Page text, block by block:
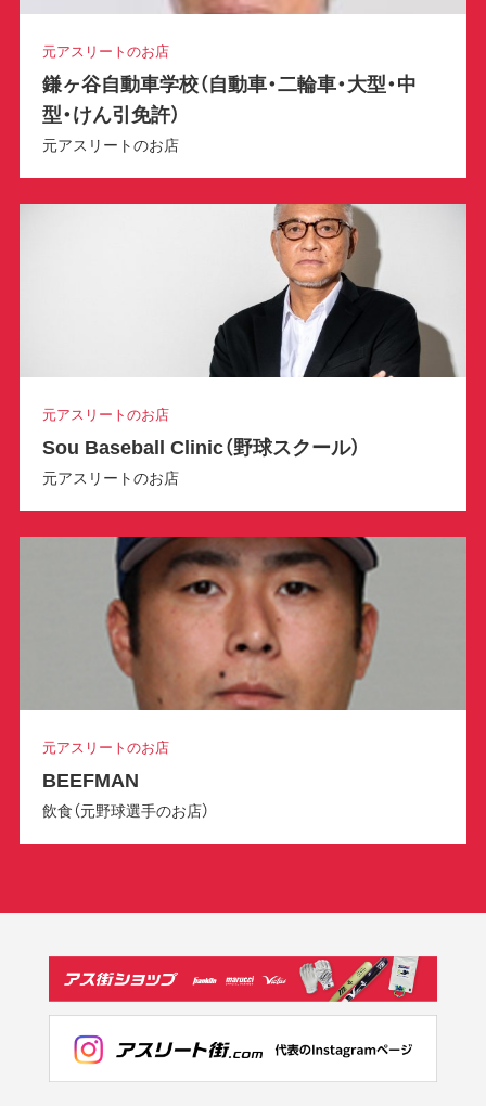
元アスリートのお店
鎌ヶ谷自動車学校（自動車・二輪車・大型・中
型・けん引免許）
元アスリートのお店
元アスリートのお店
Sou Baseball Clinic（野球スクール）
元アスリートのお店
元アスリートのお店
BEEFMAN
飲食（元野球選手のお店）